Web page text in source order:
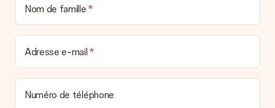
Nom de famille
Adresse e-mail
Numéro de téléphone